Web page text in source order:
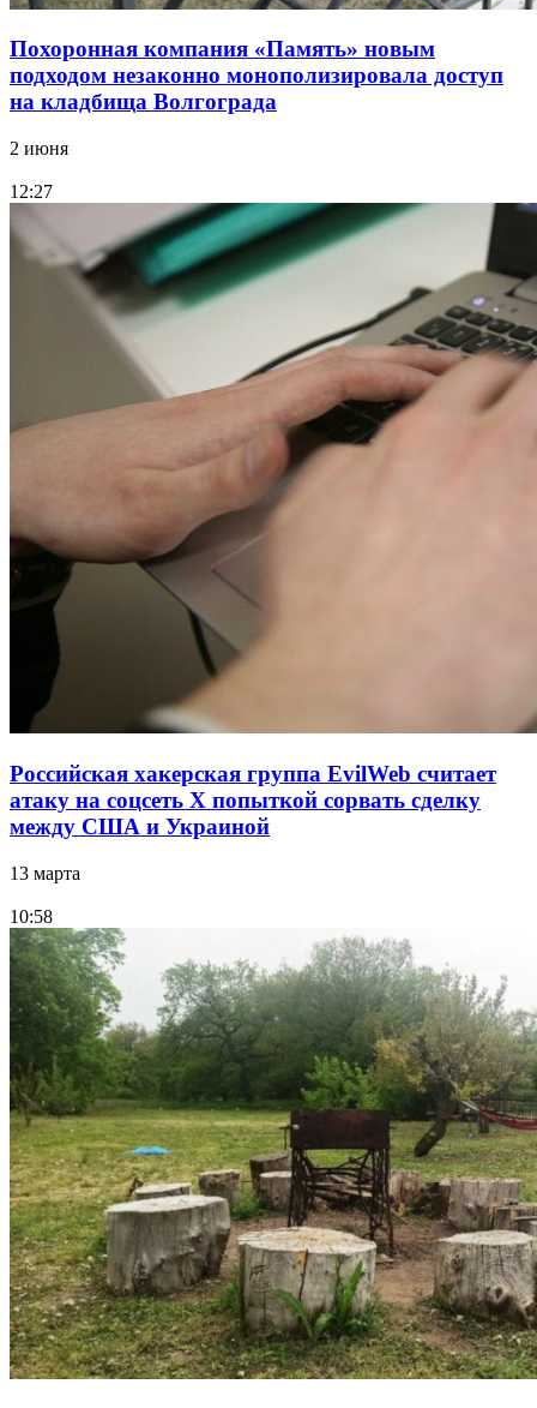
Похоронная компания «Память» новым
подходом незаконно монополизировала доступ
на кладбища Волгограда
2 июня
12:27
Российская хакерская группа EvilWeb считает
атаку на соцсеть Х попыткой сорвать сделку
между США и Украиной
13 марта
10:58